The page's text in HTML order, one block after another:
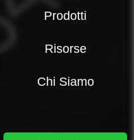
Prodotti
Risorse
Chi Siamo